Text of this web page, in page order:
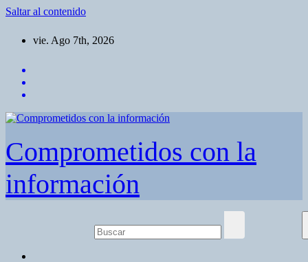
Saltar al contenido
vie. Ago 7th, 2026
Comprometidos con la
información